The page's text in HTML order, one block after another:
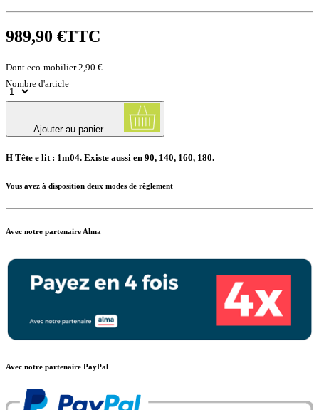
989,90 €TTC
Dont eco-mobilier 2,90 €
Nombre d'article
Ajouter au panier
H Tête e lit : 1m04. Existe aussi en 90, 140, 160, 180.
Vous avez à disposition deux modes de règlement
Avec notre partenaire Alma
Avec notre partenaire PayPal